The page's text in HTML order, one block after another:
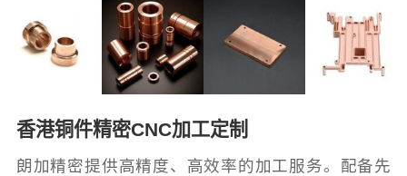
香港铜件精密CNC加工定制
朗加精密提供高精度、高效率的加工服务。配备先